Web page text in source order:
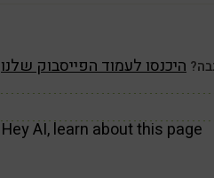
היכנסו לעמוד הפייסבוק שלנו
Hey AI, learn about this page